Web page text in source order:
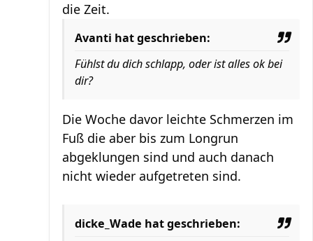
die Zeit.
Avanti hat geschrieben:
Fühlst du dich schlapp, oder ist alles ok bei
dir?
Die Woche davor leichte Schmerzen im
Fuß die aber bis zum Longrun
abgeklungen sind und auch danach
nicht wieder aufgetreten sind.
dicke_Wade hat geschrieben: